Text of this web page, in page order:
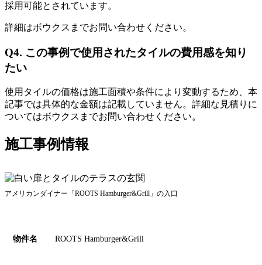
採用可能とされています。
詳細はボウクスまでお問い合わせください。
Q4. この事例で使用されたタイルの費用感を知り
たい
使用タイルの価格は施工面積や条件により変動するため、本
記事では具体的な金額は記載していません。詳細な見積りに
ついてはボウクスまでお問い合わせください。
施工事例情報
アメリカンダイナー「ROOTS Hamburger&Grill」の入口
物件名 ROOTS Hamburger&Grill